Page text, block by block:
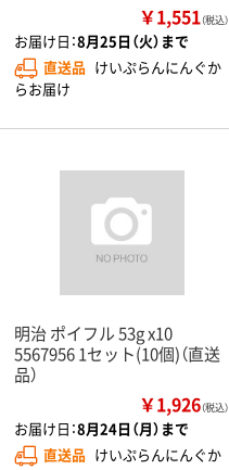
￥1,551（税込）
お届け日：8月25日（火）まで
直送品 けいぷらんにんぐか
らお届け
明治 ポイフル 53g x10
5567956 1セット(10個)（直送
品）
￥1,926（税込）
お届け日：8月24日（月）まで
直送品 けいぷらんにんぐか